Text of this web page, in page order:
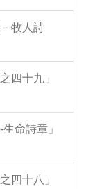
牧人詩
四十九」
命詩章」
四十八」